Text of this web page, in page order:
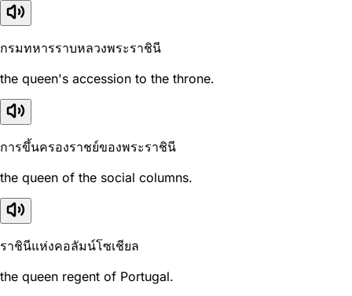
กรมทหารราบหลวงพระราชินี
the queen's accession to the throne.
การขึ้นครองราชย์ของพระราชินี
the queen of the social columns.
ราชินีแห่งคอลัมน์โซเชียล
the queen regent of Portugal.